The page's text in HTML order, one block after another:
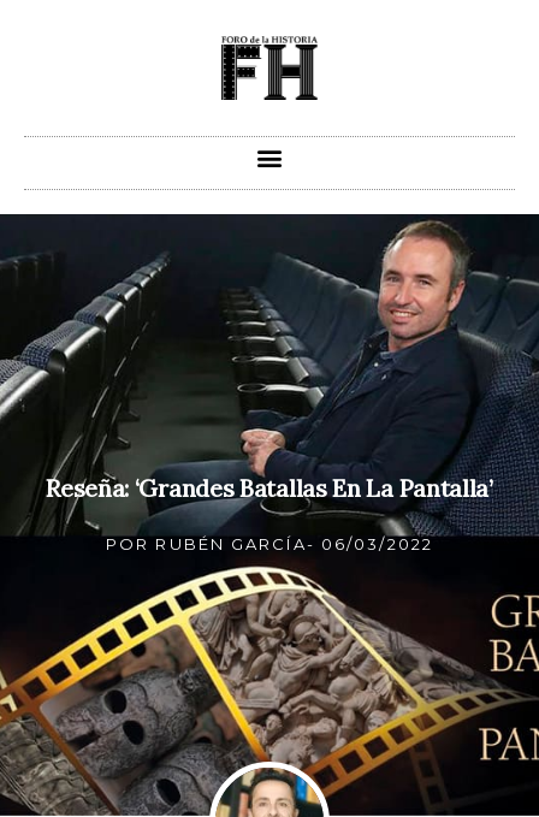
Reseña: ‘Grandes Batallas En La Pantalla’
POR RUBÉN GARCÍA- 06/03/2022